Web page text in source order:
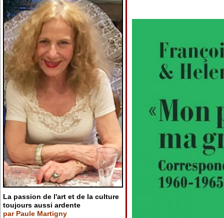
La passion de l'art et de la culture
toujours aussi ardente
par Paule Martigny